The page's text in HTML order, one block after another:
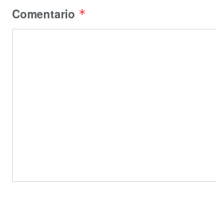
Comentario *